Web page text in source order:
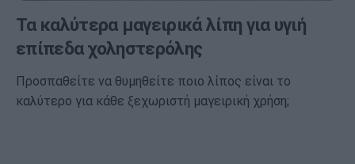
Τα καλύτερα μαγειρικά λίπη για υγιή
επίπεδα χοληστερόλης
Προσπαθείτε να θυμηθείτε ποιο λίπος είναι το
καλύτερο για κάθε ξεχωριστή μαγειρική χρήση;